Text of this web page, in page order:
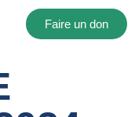
Faire un don